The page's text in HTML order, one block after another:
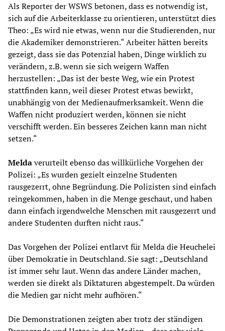
Als Reporter der WSWS betonen, dass es notwendig ist,
sich auf die Arbeiterklasse zu orientieren, unterstützt dies
Theo: „Es wird nie etwas, wenn nur die Studierenden, nur
die Akademiker demonstrieren.“ Arbeiter hätten bereits
gezeigt, dass sie das Potenzial haben, Dinge wirklich zu
verändern, z.B. wenn sie sich weigern Waffen
herzustellen: „Das ist der beste Weg, wie ein Protest
stattfinden kann, weil dieser Protest etwas bewirkt,
unabhängig von der Medienaufmerksamkeit. Wenn die
Waffen nicht produziert werden, können sie nicht
verschifft werden. Ein besseres Zeichen kann man nicht
setzen.“
Meldaverurteilt ebenso das willkürliche Vorgehen der
Polizei: „Es wurden gezielt einzelne Studenten
rausgezerrt, ohne Begründung. Die Polizisten sind einfach
reingekommen, haben in die Menge geschaut, und haben
dann einfach irgendwelche Menschen mit rausgezerrt und
andere Studenten durften nicht raus.“
Das Vorgehen der Polizei entlarvt für Melda die Heuchelei
über Demokratie in Deutschland. Sie sagt: „Deutschland
ist immer sehr laut. Wenn das andere Länder machen,
werden sie direkt als Diktaturen abgestempelt. Da würden
die Medien gar nicht mehr aufhören.“
Die Demonstrationen zeigten aber trotz der ständigen